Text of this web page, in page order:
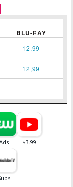
BLU-RAY
12,99
12,99
-